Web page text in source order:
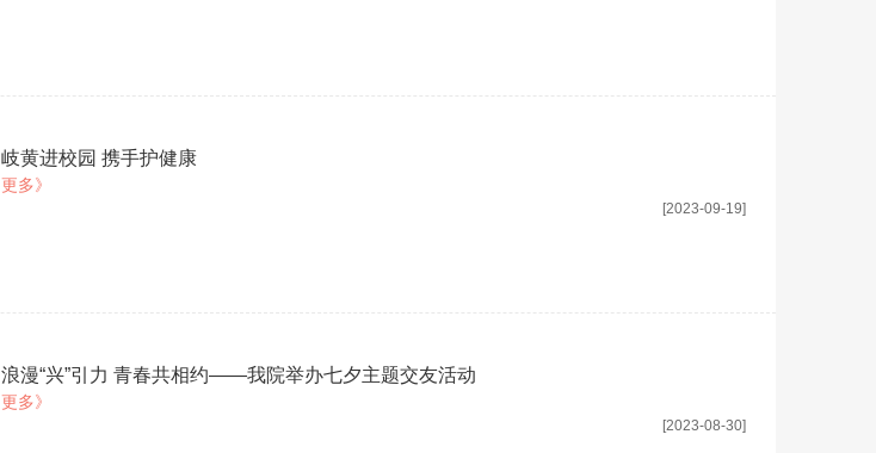
岐黄进校园 携手护健康
更多》
[2023-09-19]
浪漫“兴”引力 青春共相约——我院举办七夕主题交友活动
更多》
[2023-08-30]